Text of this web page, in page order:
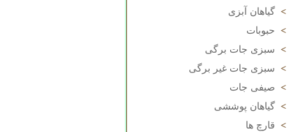
> گیاهان آبزی
> حبوبات
> سبزی جات برگی
> سبزی جات غیر برگی
> صیفی جات
> گیاهان پوششی
> قارچ ها